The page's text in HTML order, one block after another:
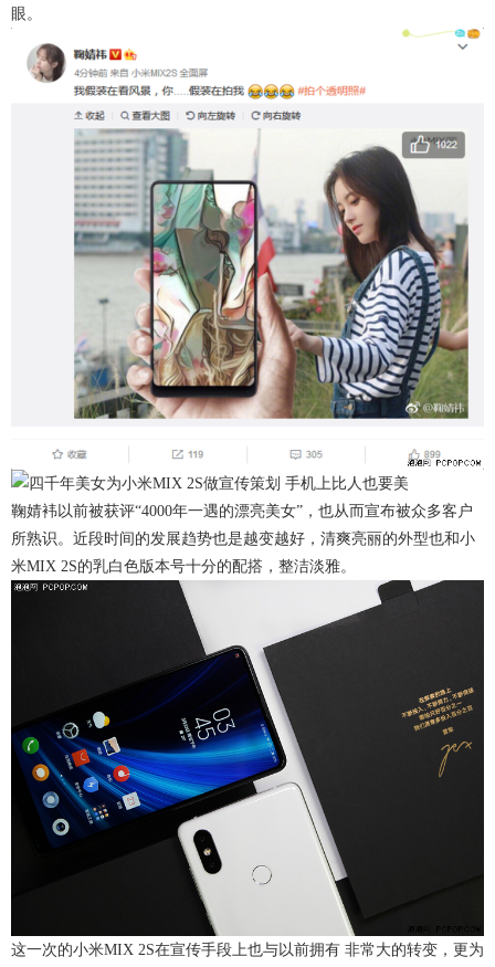
眼。
鞠婧袆以前被获评“4000年一遇的漂亮美女”，也从而宣布被众多客户
所熟识。近段时间的发展趋势也是越变越好，清爽亮丽的外型也和小
米MIX 2S的乳白色版本号十分的配搭，整洁淡雅。
这一次的小米MIX 2S在宣传手段上也与以前拥有 非常大的转变，更为